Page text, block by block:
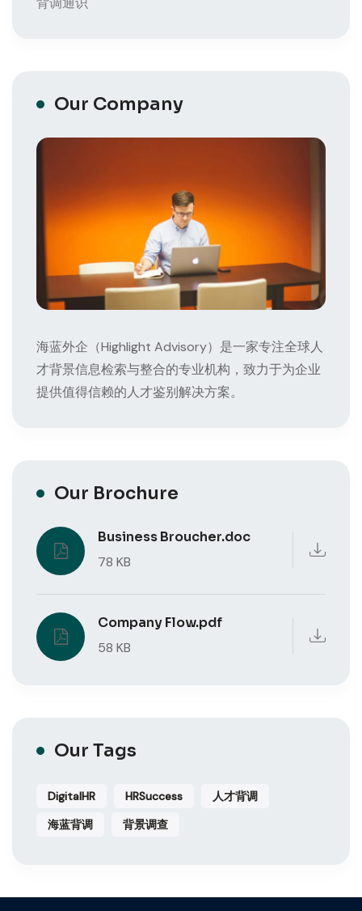
Our Company
海蓝外企（Highlight Advisory）是一家专注全球人
才背景信息检索与整合的专业机构，致力于为企业
提供值得信赖的人才鉴别解决方案。
Our Brochure
Business Broucher.doc
78 KB
Company Flow.pdf
58 KB
Our Tags
DigitalHR HRSuccess
人才背调
海蓝背调
背景调查